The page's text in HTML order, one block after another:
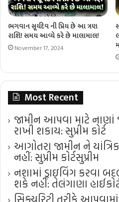
ભગવાન સૂર્યદેવ ની પ્રિય છે આ ત્રણ
રાશિ! સમય આવ્યે કરે છે માલામાલ!
November 17, 2024
Most Recent
જામીન આપવા માટે નાણાં
રાખી શકાય: સુપ્રીમ કોર્ટ
આગોતરા જામીન ને
નહીં: સુપ્રીમ કોર્ટ​સુપ્રીમ
નશામાં ડ્રાઇવિંગ કરવા
શકે નહીં: તેલંગાણા